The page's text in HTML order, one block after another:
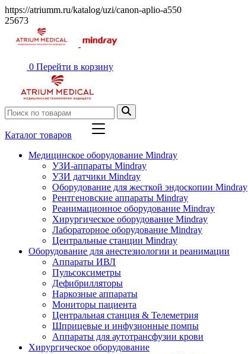
https://atriumm.ru/katalog/uzi/canon-aplio-a550
25673
0 Перейти в корзину
Каталог товаров
Медицинское оборудование Mindray
УЗИ-аппараты Mindray
УЗИ датчики Mindray
Оборудование для жесткой эндоскопии Mindray
Рентгеновские аппараты Mindray
Реанимационное оборудование Mindray
Хирургическое оборудование Mindray
Лабораторное оборудование Mindray
Центральные станции Mindray
Оборудование для анестезиологии и реанимации
Аппараты ИВЛ
Пульсоксиметры
Дефибрилляторы
Наркозные аппараты
Мониторы пациента
Центральная станция & Телеметрия
Шприцевые и инфузионные помпы
Аппараты для аутотрансфузии крови
Хирургическое оборудование